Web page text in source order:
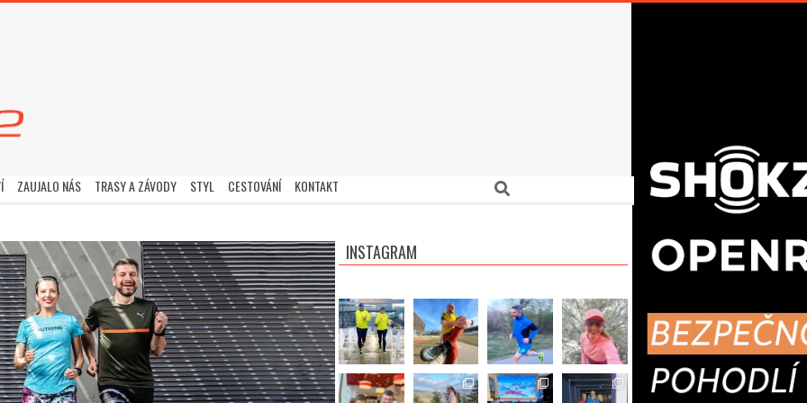
ZAUJALO NÁS TRASY A ZÁVODY STYL CESTOVÁNÍ KONTAKT Search
INSTAGRAM